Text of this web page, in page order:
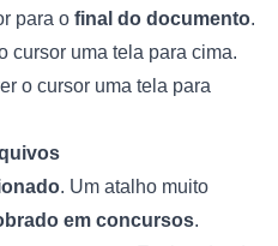
para o final do documento.
cursor uma tela para cima.
o cursor uma tela para
. Um atalho muito
em concursos.